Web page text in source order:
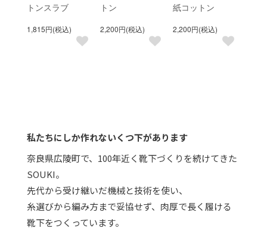
トンスラブ
1,815円(税込)
トン
2,200円(税込)
紙コットン
2,200円(税込)
私たちにしか作れないくつ下があります
奈良県広陵町で、100年近く靴下づくりを続けてきた
SOUKI。
先代から受け継いだ機械と技術を使い、
糸選びから編み方まで妥協せず、肉厚で長く履ける
靴下をつくっています。